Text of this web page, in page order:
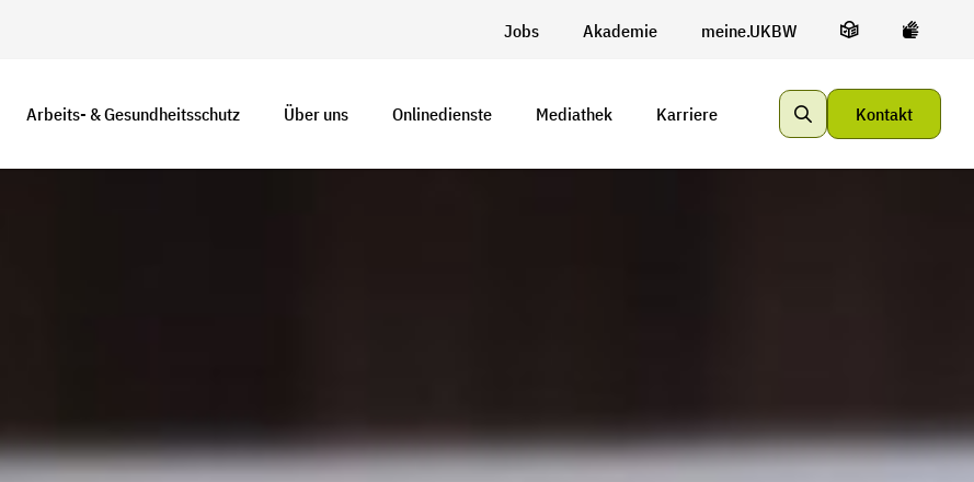
Jobs Akademie meine.UKBW
Arbeits- & Gesundheitsschutz
Sicherheitsbeauftragte
Über uns Onlinedienste Mediathek Karriere Kontakt